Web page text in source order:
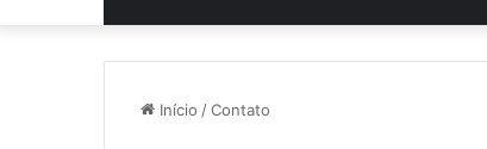
Início /Contato